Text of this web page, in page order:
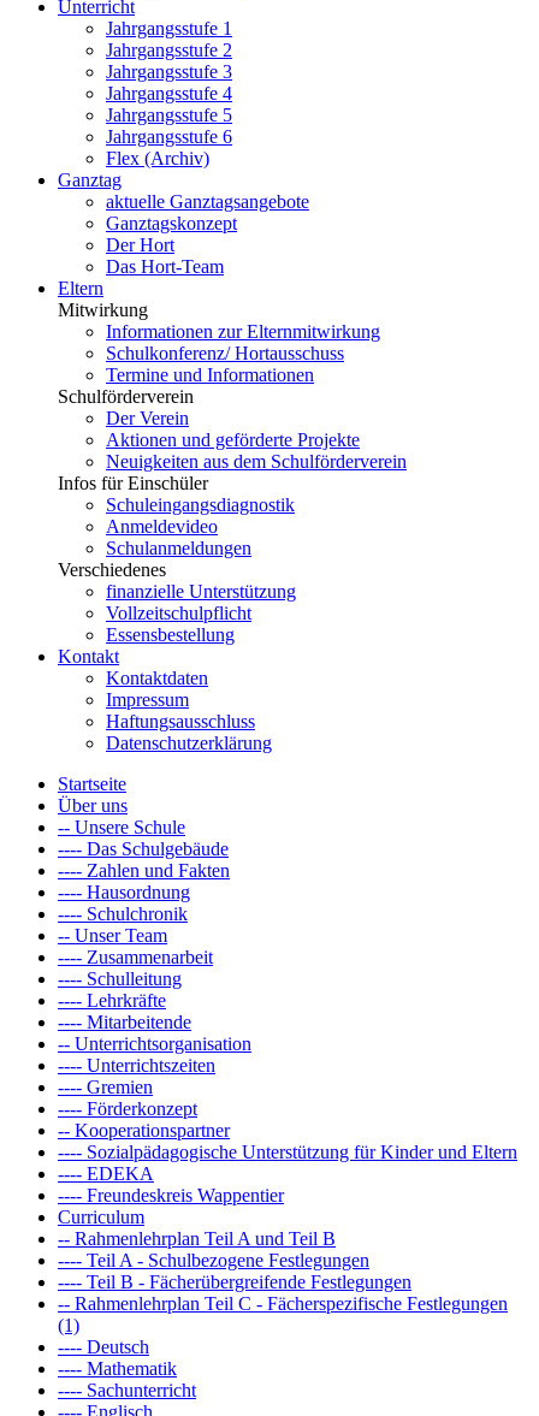
Unterricht
Jahrgangsstufe 1
Jahrgangsstufe 2
Jahrgangsstufe 3
Jahrgangsstufe 4
Jahrgangsstufe 5
Jahrgangsstufe 6
Flex (Archiv)
Ganztag
aktuelle Ganztagsangebote
Ganztagskonzept
Der Hort
Das Hort-Team
Eltern
Mitwirkung
Informationen zur Elternmitwirkung
Schulkonferenz/ Hortausschuss
Termine und Informationen
Schulförderverein
Der Verein
Aktionen und geförderte Projekte
Neuigkeiten aus dem Schulförderverein
Infos für Einschüler
Schuleingangsdiagnostik
Anmeldevideo
Schulanmeldungen
Verschiedenes
finanzielle Unterstützung
Vollzeitschulpflicht
Essensbestellung
Kontakt
Kontaktdaten
Impressum
Haftungsausschluss
Datenschutzerklärung
Startseite
Über uns
-- Unsere Schule
---- Das Schulgebäude
---- Zahlen und Fakten
---- Hausordnung
---- Schulchronik
-- Unser Team
---- Zusammenarbeit
---- Schulleitung
---- Lehrkräfte
---- Mitarbeitende
-- Unterrichtsorganisation
---- Unterrichtszeiten
---- Gremien
---- Förderkonzept
-- Kooperationspartner
---- Sozialpädagogische Unterstützung für Kinder und Eltern
---- EDEKA
---- Freundeskreis Wappentier
Curriculum
-- Rahmenlehrplan Teil A und Teil B
---- Teil A - Schulbezogene Festlegungen
---- Teil B - Fächerübergreifende Festlegungen
-- Rahmenlehrplan Teil C - Fächerspezifische Festlegungen
(1)
---- Deutsch
---- Mathematik
---- Sachunterricht
---- Englisch